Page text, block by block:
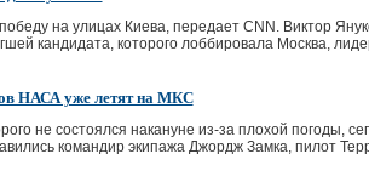
на улицах Киева, передает CNN. Виктор
кандидата, которого лоббировала Москва,
НАСА уже летят на МКС
не состоялся накануне из-за плохой погоды,
командир экипажа Джордж Замка, пилот